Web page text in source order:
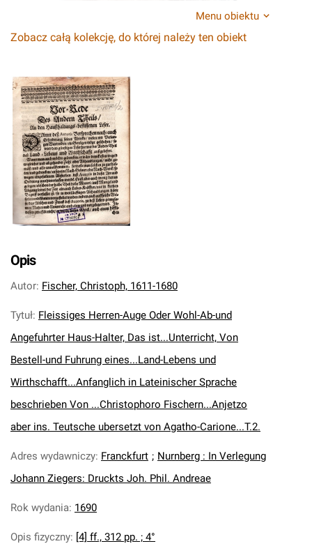
Menu obiektu
Zobacz całą kolekcję, do której należy ten obiekt
Opis
Autor: Fischer, Christoph, 1611-1680
Tytuł: Fleissiges Herren-Auge Oder Wohl-Ab-und
Angefuhrter Haus-Halter, Das ist...Unterricht, Von
Bestell-und Fuhrung eines...Land-Lebens und
Wirthschafft...Anfanglich in Lateinischer Sprache
beschrieben Von ...Christophoro Fischern...Anjetzo
aber ins. Teutsche ubersetzt von Agatho-Carione...T.2.
Adres wydawniczy: Franckfurt ; Nurnberg : In Verlegung
Johann Ziegers: Druckts Joh. Phil. Andreae
Rok wydania: 1690
Opis fizyczny: [4] ff., 312 pp. ; 4°